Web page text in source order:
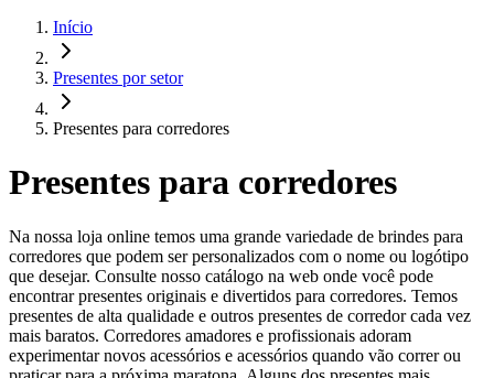
Início
Presentes por setor
Presentes para corredores
Presentes para corredores
Na nossa loja online temos uma grande variedade de brindes para
corredores que podem ser personalizados com o nome ou logótipo
que desejar. Consulte nosso catálogo na web onde você pode
encontrar presentes originais e divertidos para corredores. Temos
presentes de alta qualidade e outros presentes de corredor cada vez
mais baratos. Corredores amadores e profissionais adoram
experimentar novos acessórios e acessórios quando vão correr ou